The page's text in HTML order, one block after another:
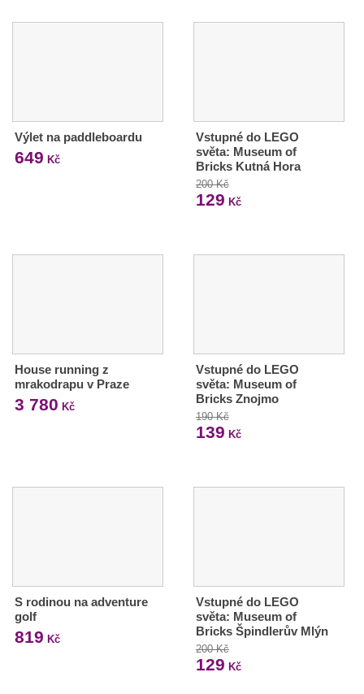
Výlet na paddleboardu
649 Kč
Vstupné do LEGO
světa: Museum of
Bricks Kutná Hora
200 Kč
129 Kč
House running z
mrakodrapu v Praze
3 780 Kč
Vstupné do LEGO
světa: Museum of
Bricks Znojmo
190 Kč
139 Kč
S rodinou na adventure
golf
819 Kč
Vstupné do LEGO
světa: Museum of
Bricks Špindlerův Mlýn
200 Kč
129 Kč